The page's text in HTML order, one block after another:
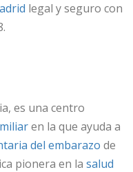
legal y seguro con
es una centro
en la que ayuda a
del embarazo de
pionera en la salud